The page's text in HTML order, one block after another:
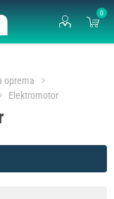
0
oprema
Elektromotor